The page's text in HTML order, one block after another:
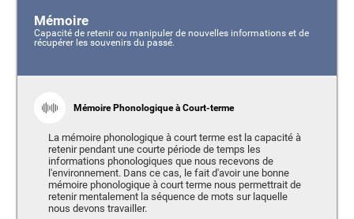
Mémoire
Capacité de retenir ou manipuler de nouvelles informations et de
récupérer les souvenirs du passé.
Mémoire Phonologique à Court-terme
La mémoire phonologique à court terme est la capacité à
retenir pendant une courte période de temps les
informations phonologiques que nous recevons de
l'environnement. Dans ce cas, le fait d'avoir une bonne
mémoire phonologique à court terme nous permettrait de
retenir mentalement la séquence de mots sur laquelle
nous devons travailler.